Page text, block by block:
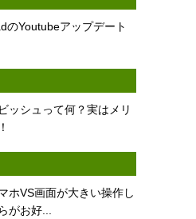
のYoutubeアップデート
ッシュって何？実はメリ
ホVS画面が大きい操作し
がお好...